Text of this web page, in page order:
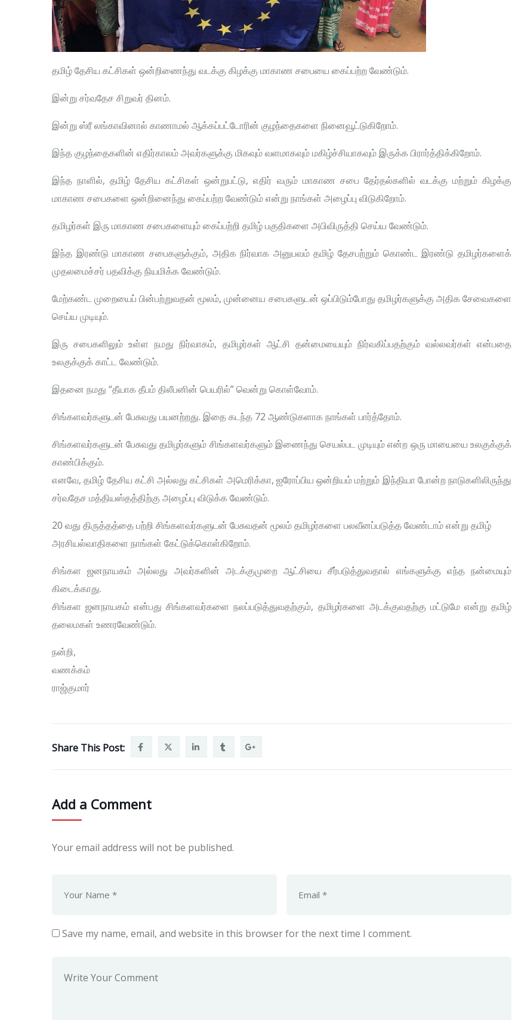
தமிழ் தேசிய கட்சிகள் ஒன்றிணைந்து வடக்கு கிழக்கு மாகாண சபையை கைப்பற்ற வேண்டும்.
இன்று சர்வதேச சிறுவர் தினம்.
இன்று ஸ்ரீ லங்காவினால் காணாமல் ஆக்கப்பட்டோரின் குழந்தைகளை நினைவூட்டுகிறோம்.
இந்த குழந்தைகளின் எதிர்காலம் அவர்களுக்கு மிகவும் வளமாகவும் மகிழ்ச்சியாகவும் இருக்க பிரார்த்திக்கிறோம்.
இந்த நாளில், தமிழ் தேசிய கட்சிகள் ஒன்றுபட்டு, எதிர் வரும் மாகாண சபை தேர்தல்களில் வடக்கு மற்றும் கிழக்கு
மாகாண சபைகளை ஒன்றினைந்து கைப்பற்ற வேண்டும் என்று நாங்கள் அழைப்பு விடுகிறோம்.
தமிழர்கள் இரு மாகாண சபைகளையும் கைப்பற்றி தமிழ் பகுதிகளை அபிவிருத்தி செய்ய வேண்டும்.
இந்த இரண்டு மாகாண சபைகளுக்கும், அதிக நிர்வாக அனுபவம் தமிழ் தேசபற்றும் கொண்ட இரண்டு தமிழர்களைக்
முதலமைச்சர் பதவிக்கு நியமிக்க வேண்டும்.
மேற்கண்ட முறையைப் பின்பற்றுவதன் மூலம், முன்னைய சபைகளுடன் ஒப்பிடும்போது தமிழர்களுக்கு அதிக சேவைகளை
செய்ய முடியும்.
இரு சபைகளிலும் உள்ள நமது நிர்வாகம், தமிழர்கள் ஆட்சி தன்மையையும் நிர்வகிப்பதற்கும் வல்லவர்கள் என்பதை
உலகுக்குக் காட்ட வேண்டும்.
இதனை நமது “தீயாக தீபம் திலீபனின் பெயரில்” வென்று கொள்வோம்.
சிங்களவர்களுடன் பேசுவது பயனற்றது. இதை கடந்த 72 ஆண்டுகளாக நாங்கள் பார்த்தோம்.
சிங்களவர்களுடன் பேசுவது தமிழர்களும் சிங்களவர்களும் இணைந்து செயல்பட முடியும் என்ற ஒரு மாயையை உலகுக்குக்
காண்பிக்கும்.
எனவே, தமிழ் தேசிய கட்சி அல்லது கட்சிகள் அமெரிக்கா, ஐரோப்பிய ஒன்றியம் மற்றும் இந்தியா போன்ற நாடுகளிலிருந்து
சர்வதேச மத்தியஸ்தத்திற்கு அழைப்பு விடுக்க வேண்டும்.
20 வது திருத்தத்தை பற்றி சிங்களவர்களுடன் பேசுவதன் மூலம் தமிழர்களை பலவீனப்படுத்த வேண்டாம் என்று தமிழ்
அரசியல்வாதிகளை நாங்கள் கேட்டுக்கொள்கிறோம்.
சிங்கள ஜனநாயகம் அல்லது அவர்களின் அடக்குமுறை ஆட்சியை சீர்படுத்துவதால் எங்களுக்கு எந்த நன்மையும்
கிடைக்காது.
சிங்கள ஜனநாயகம் என்பது சிங்களவர்களை நலப்படுத்துவதற்கும், தமிழர்களை அடக்குவதற்கு மட்டுமே என்று தமிழ்
தலைமகள் உணரவேண்டும்.
நன்றி,
வணக்கம்
ராஜ்குமார்
Share This Post:
Add a Comment
Your email address will not be published.
Save my name, email, and website in this browser for the next time I comment.